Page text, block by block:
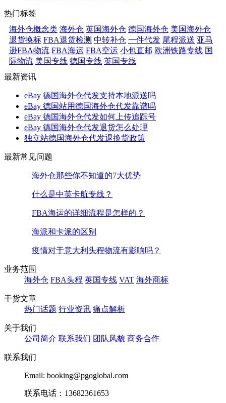
热门标签
海外仓概念类 海外仓 英国海外仓 德国海外仓 美国海外仓
退货换标 FBA退货检测 中转补仓 一件代发 尾程派送 亚马
逊FBA物流 FBA海运 FBA空运 小包直邮 欧洲铁路专线 国
际物流 美国专线 德国专线 英国专线
最新资讯
eBay 德国海外仓代发支持本地派送吗
eBay 德国站用德国海外仓代发靠谱吗
eBay 德国海外仓代发如何上传追踪号
eBay 德国海外仓代发退货怎么处理
独立站德国海外仓代发退换货政策
最新常见问题
海外仓那些你不知道的7大优势
什么是中英卡航专线？
FBA海运的详细流程是怎样的？
海派和卡派的区别
疫情对于意大利头程物流有影响吗？
业务范围
海外仓 FBA头程 英国专线 VAT 海外商标
干货文章
热门话题 行业资讯 痛点解析
关于我们
公司简介 联系我们 团队风貌 商务合作
联系我们
Email: booking@pgoglobal.com
联系电话：13682361653